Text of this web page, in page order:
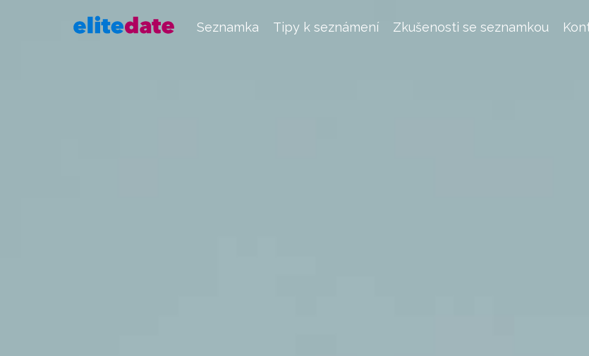
Seznamka Tipy k seznámení Zkušenosti se seznamkou